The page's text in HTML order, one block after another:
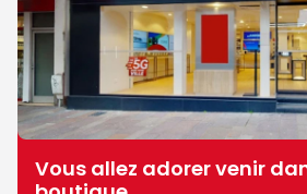
Vous allez adorer venir